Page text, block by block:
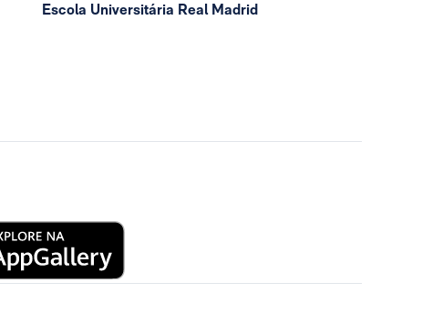
Escola Universitária Real Madrid